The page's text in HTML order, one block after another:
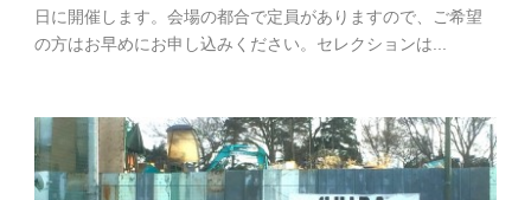
日に開催します。会場の都合で定員がありますので、ご希望
の方はお早めにお申し込みください。セレクションは...